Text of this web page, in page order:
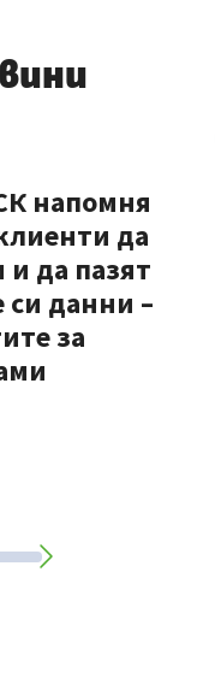
напомня
да
да пазят
си данни –
за